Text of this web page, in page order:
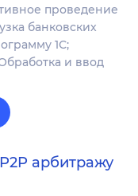
проведение
банковских
1С;
и ввод
арбитражу